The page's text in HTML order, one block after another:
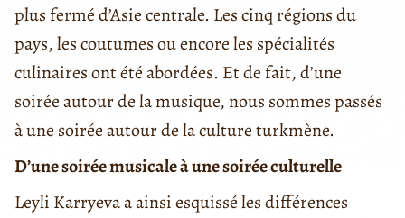
plus fermé d’Asie centrale. Les cinq régions du
pays, les coutumes ou encore les spécialités
culinaires ont été abordées. Et de fait, d’une
soirée autour de la musique, nous sommes passés
à une soirée autour de la culture turkmène.
D’une soirée musicale à une soirée culturelle
Leyli Karryeva a ainsi esquissé les différences